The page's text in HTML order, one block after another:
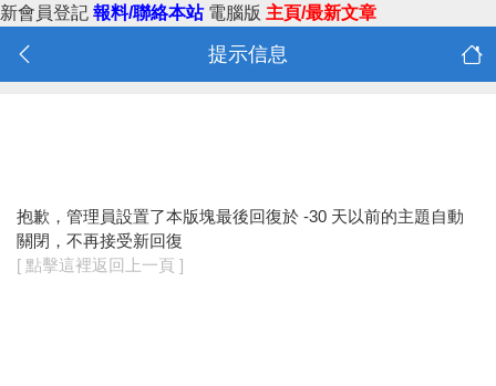
新會員登記 報料/聯絡本站 電腦版 主頁/最新文章
提示信息
抱歉，管理員設置了本版塊最後回復於 -30 天以前的主題自動
關閉，不再接受新回復
[ 點擊這裡返回上一頁 ]